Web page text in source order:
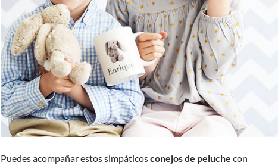
Puedes acompañar estos simpáticosconejos de peluche con